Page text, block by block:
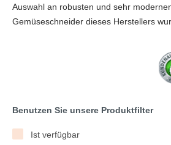
Auswahl an robusten und sehr
Gemüseschneider dieses Herstellers
Benutzen Sie unsere Produktfilter
Ist verfügbar